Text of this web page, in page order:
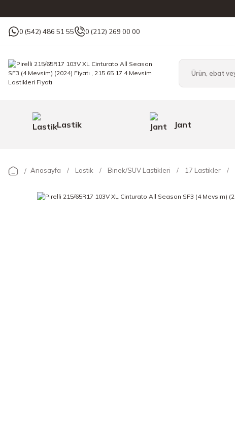
0 (542) 486 51 55 0 (212) 269 00 00
Lastik Jant
Anasayfa Lastik Binek/SUV Lastikleri 17 Lastikler